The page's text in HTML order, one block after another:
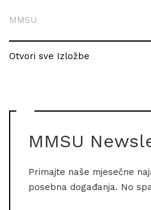
MMSU
Otvori sve Izložbe
MMSU
Primajte naše mjesečne
posebna događanja. No